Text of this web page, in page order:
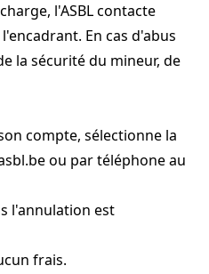
l'ASBL contacte
En cas d'abus
la sécurité du mineur, de
compte, sélectionne la
ou par téléphone au
l'annulation est
frais.